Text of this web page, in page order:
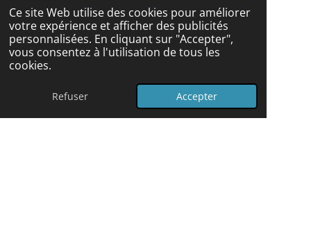
Ce site Web utilise des cookies pour améliorer
votre expérience et afficher des publicités
personnalisées. En cliquant sur "Accepter",
vous consentez à l'utilisation de tous les
cookies.
Refuser Accepter
Propulsé parWebador